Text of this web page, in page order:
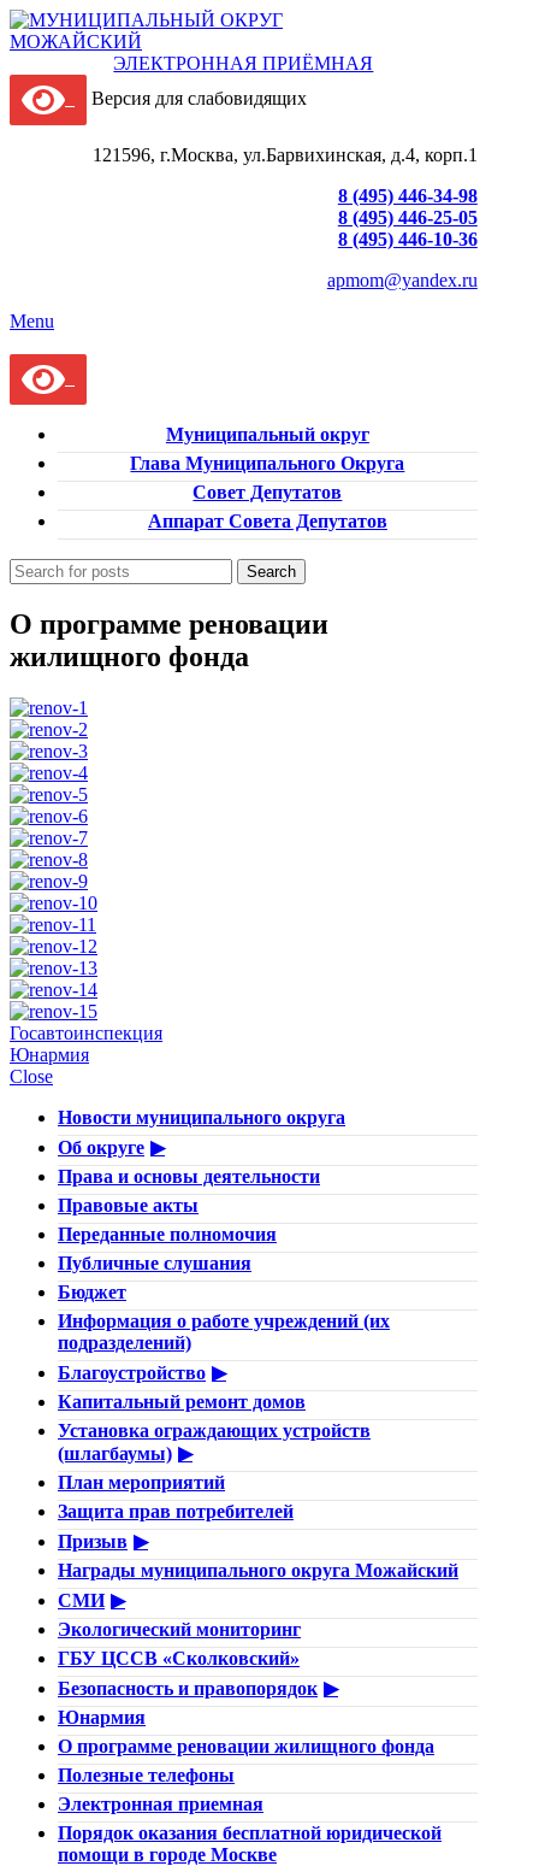
ЭЛЕКТРОННАЯ ПРИЁМНАЯ
Версия для слабовидящих
121596, г.Москва, ул.Барвихинская, д.4, корп.1
8 (495) 446-34-98
8 (495) 446-25-05
8 (495) 446-10-36
apmom@yandex.ru
Menu
Муниципальный округ
Глава Муниципального Округа
Совет Депутатов
Аппарат Совета Депутатов
Search
О программе реновации
жилищного фонда
Госавтоинспекция
Юнармия
Close
Новости муниципального округа
Об округе
Права и основы деятельности
Правовые акты
Переданные полномочия
Публичные слушания
Бюджет
Информация о работе учреждений (их
подразделений)
Благоустройство
Капитальный ремонт домов
Установка ограждающих устройств
(шлагбаумы)
План мероприятий
Защита прав потребителей
Призыв
Награды муниципального округа Можайский
СМИ
Экологический мониторинг
ГБУ ЦССВ «Сколковский»
Безопасность и правопорядок
Юнармия
О программе реновации жилищного фонда
Полезные телефоны
Электронная приемная
Порядок оказания бесплатной юридической
помощи в городе Москве